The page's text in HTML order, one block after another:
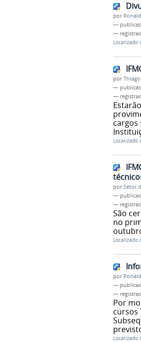
por
—
—
Localizado
por
—
—
cargos
Localizado
porSetor
—
—
São
no
Localizado
por
—
—
Por
cursos
Localizado